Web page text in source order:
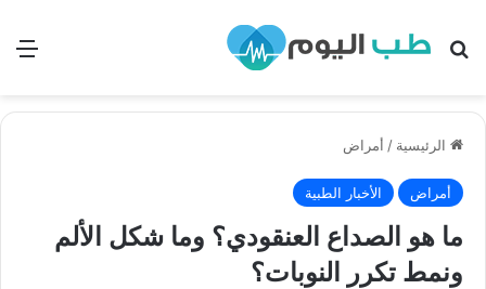
بحث
الرئيسية / أمراض
أمراض الأخبار الطبية
ما هو الصداع العنقودي؟ وما شكل الألم
ونمط تكرر النوبات؟